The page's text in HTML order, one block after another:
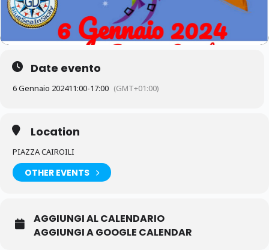
Date evento
6 Gennaio 202411:00-17:00 (GMT+01:00)
Location
PIAZZA CAIROILI
OTHER EVENTS
AGGIUNGI AL CALENDARIO
AGGIUNGI A GOOGLE CALENDAR